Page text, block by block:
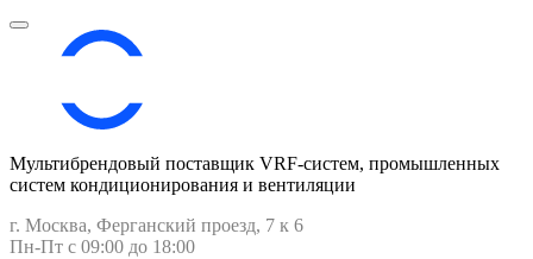
Мультибрендовый поставщик VRF-cистем, промышленных
систем кондиционирования и вентиляции
г. Москва, Ферганский проезд, 7 к 6
Пн-Пт с 09:00 до 18:00